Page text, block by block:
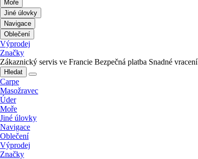
Moře
Jiné úlovky
Navigace
Oblečení
Výprodej
Značky
Zákaznický servis ve Francie Bezpečná platba Snadné vracení
Hledat
Carpe
Masožravec
Úder
Moře
Jiné úlovky
Navigace
Oblečení
Výprodej
Značky